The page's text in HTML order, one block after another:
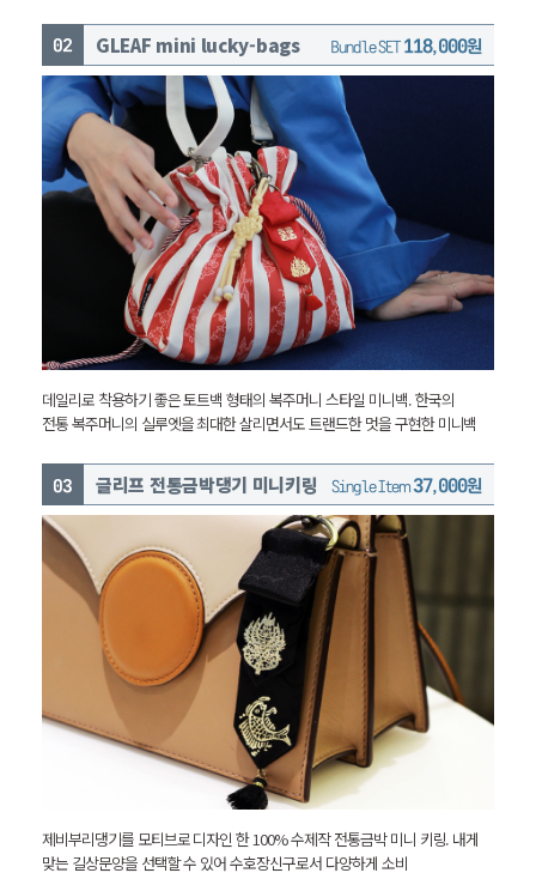
GLEAF mini lucky-bags Bundle SET118,000원
데일리로 착용하기 좋은 토트백 형태의 복주머니 스타일 미니백.한국의
전통 복주머니의 실루엣을 최대한 살리면서도 트랜드한 멋을 구현한 미니백
글리프 전통금박댕기 미니키링 Single Item37,000원
제비부리댕기를 모티브로 디자인 한 100% 수제작 전통금박 미니 키링. 내게
맞는 길상문양을 선택할 수 있어 수호장신구로서 다양하게 소비